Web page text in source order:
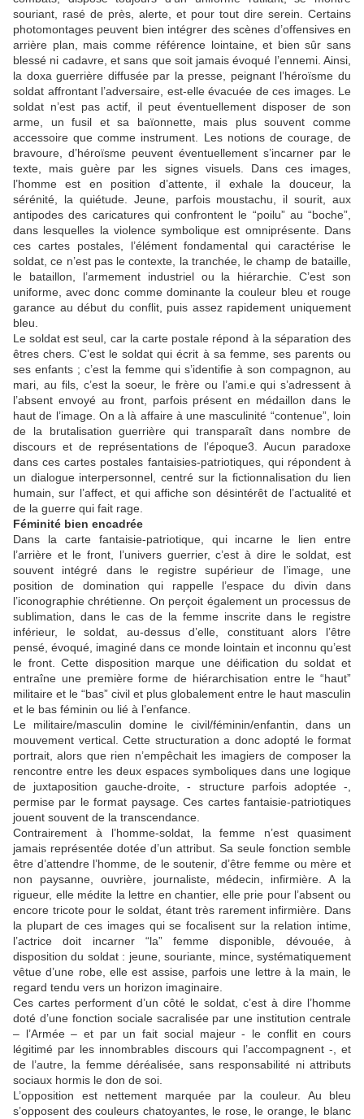
souriant, rasé de près, alerte, et pour tout dire serein. Certains
photomontages peuvent bien intégrer des scènes d’offensives en
arrière plan, mais comme référence lointaine, et bien sûr sans
blessé ni cadavre, et sans que soit jamais évoqué l’ennemi. Ainsi,
la doxa guerrière diffusée par la presse, peignant l’héroïsme du
soldat affrontant l’adversaire, est-elle évacuée de ces images. Le
soldat n’est pas actif, il peut éventuellement disposer de son
arme, un fusil et sa baïonnette, mais plus souvent comme
accessoire que comme instrument. Les notions de courage, de
bravoure, d’héroïsme peuvent éventuellement s’incarner par le
texte, mais guère par les signes visuels. Dans ces images,
l’homme est en position d’attente, il exhale la douceur, la
sérénité, la quiétude. Jeune, parfois moustachu, il sourit, aux
antipodes des caricatures qui confrontent le “poilu” au “boche”,
dans lesquelles la violence symbolique est omniprésente. Dans
ces cartes postales, l’élément fondamental qui caractérise le
soldat, ce n’est pas le contexte, la tranchée, le champ de bataille,
le bataillon, l’armement industriel ou la hiérarchie. C’est son
uniforme, avec donc comme dominante la couleur bleu et rouge
garance au début du conflit, puis assez rapidement uniquement
bleu.
Le soldat est seul, car la carte postale répond à la séparation des
êtres chers. C’est le soldat qui écrit à sa femme, ses parents ou
ses enfants ; c’est la femme qui s’identifie à son compagnon, au
mari, au fils, c’est la soeur, le frère ou l’ami.e qui s’adressent à
l’absent envoyé au front, parfois présent en médaillon dans le
haut de l’image. On a là affaire à une masculinité “contenue”, loin
de la brutalisation guerrière qui transparaît dans nombre de
discours et de représentations de l’époque3. Aucun paradoxe
dans ces cartes postales fantaisies-patriotiques, qui répondent à
un dialogue interpersonnel, centré sur la fictionnalisation du lien
humain, sur l’affect, et qui affiche son désintérêt de l’actualité et
de la guerre qui fait rage.
Féminité bien encadrée
Dans la carte fantaisie-patriotique, qui incarne le lien entre
l’arrière et le front, l’univers guerrier, c’est à dire le soldat, est
souvent intégré dans le registre supérieur de l’image, une
position de domination qui rappelle l’espace du divin dans
l’iconographie chrétienne. On perçoit également un processus de
sublimation, dans le cas de la femme inscrite dans le registre
inférieur, le soldat, au-dessus d’elle, constituant alors l’être
pensé, évoqué, imaginé dans ce monde lointain et inconnu qu’est
le front. Cette disposition marque une déification du soldat et
entraîne une première forme de hiérarchisation entre le “haut”
militaire et le “bas” civil et plus globalement entre le haut masculin
et le bas féminin ou lié à l’enfance.
Le militaire/masculin domine le civil/féminin/enfantin, dans un
mouvement vertical. Cette structuration a donc adopté le format
portrait, alors que rien n’empêchait les imagiers de composer la
rencontre entre les deux espaces symboliques dans une logique
de juxtaposition gauche-droite, - structure parfois adoptée -,
permise par le format paysage. Ces cartes fantaisie-patriotiques
jouent souvent de la transcendance.
Contrairement à l’homme-soldat, la femme n’est quasiment
jamais représentée dotée d’un attribut. Sa seule fonction semble
être d’attendre l’homme, de le soutenir, d’être femme ou mère et
non paysanne, ouvrière, journaliste, médecin, infirmière. A la
rigueur, elle médite la lettre en chantier, elle prie pour l’absent ou
encore tricote pour le soldat, étant très rarement infirmière. Dans
la plupart de ces images qui se focalisent sur la relation intime,
l’actrice doit incarner “la” femme disponible, dévouée, à
disposition du soldat : jeune, souriante, mince, systématiquement
vêtue d’une robe, elle est assise, parfois une lettre à la main, le
regard tendu vers un horizon imaginaire.
Ces cartes performent d’un côté le soldat, c’est à dire l’homme
doté d’une fonction sociale sacralisée par une institution centrale
– l’Armée – et par un fait social majeur - le conflit en cours
légitimé par les innombrables discours qui l’accompagnent -, et
de l’autre, la femme déréalisée, sans responsabilité ni attributs
sociaux hormis le don de soi.
L’opposition est nettement marquée par la couleur. Au bleu
s’opposent des couleurs chatoyantes, le rose, le orange, le blanc